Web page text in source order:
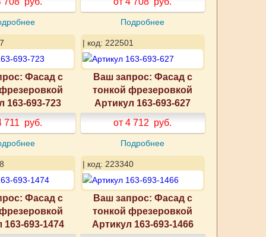
Подробнее
Фасад с
163-693-723
711 руб.
| код: 222501
Ваш запрос: Фасад с
тонкой фрезеровкой
Артикул 163-693-627
от 4 712 руб.
Подробнее
Фасад с
163-693-1474
| код: 223340
Ваш запрос: Фасад с
тонкой фрезеровкой
Артикул 163-693-1466